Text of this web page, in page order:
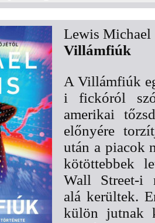
Lewis Michael
Villámfiúk
A Villámfiúk
i fickóról
amerikai
előnyére
után a piacok
kötöttebbek
Wall Street-i
alá kerültek.
külön jutnak